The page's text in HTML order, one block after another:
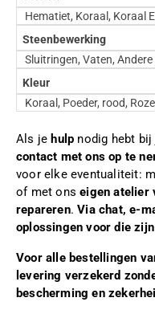
Hematiet, Koraal, Koraal
Steenbewerking
Sluitringen, Vaten,
Kleur
Koraal, Poeder, rood,
Als je hulp nodig hebt
contact met ons op te
voor elke eventualiteit:
of met onseigen atelier
repareren.Via chat, e-
oplossingen voor die
Voor alle bestellingen
levering verzekerd
bescherming en